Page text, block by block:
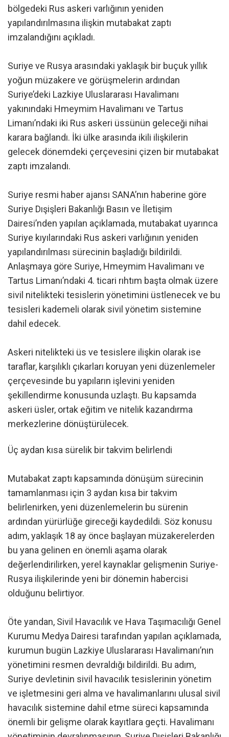
bölgedeki Rus askeri varlığının yeniden
yapılandırılmasına ilişkin mutabakat zaptı
imzalandığını açıkladı.
Suriye ve Rusya arasındaki yaklaşık bir buçuk yıllık
yoğun müzakere ve görüşmelerin ardından
Suriye’deki Lazkiye Uluslararası Havalimanı
yakınındaki Hmeymim Havalimanı ve Tartus
Limanı’ndaki iki Rus askeri üssünün geleceği nihai
karara bağlandı. İki ülke arasında ikili ilişkilerin
gelecek dönemdeki çerçevesini çizen bir mutabakat
zaptı imzalandı.
Suriye resmi haber ajansı SANA’nın haberine göre
Suriye Dışişleri Bakanlığı Basın ve İletişim
Dairesi’nden yapılan açıklamada, mutabakat uyarınca
Suriye kıyılarındaki Rus askeri varlığının yeniden
yapılandırılması sürecinin başladığı bildirildi.
Anlaşmaya göre Suriye, Hmeymim Havalimanı ve
Tartus Limanı’ndaki 4. ticari rıhtım başta olmak üzere
sivil nitelikteki tesislerin yönetimini üstlenecek ve bu
tesisleri kademeli olarak sivil yönetim sistemine
dahil edecek.
Askeri nitelikteki üs ve tesislere ilişkin olarak ise
taraflar, karşılıklı çıkarları koruyan yeni düzenlemeler
çerçevesinde bu yapıların işlevini yeniden
şekillendirme konusunda uzlaştı. Bu kapsamda
askeri üsler, ortak eğitim ve nitelik kazandırma
merkezlerine dönüştürülecek.
Üç aydan kısa sürelik bir takvim belirlendi
Mutabakat zaptı kapsamında dönüşüm sürecinin
tamamlanması için 3 aydan kısa bir takvim
belirlenirken, yeni düzenlemelerin bu sürenin
ardından yürürlüğe gireceği kaydedildi. Söz konusu
adım, yaklaşık 18 ay önce başlayan müzakerelerden
bu yana gelinen en önemli aşama olarak
değerlendirilirken, yerel kaynaklar gelişmenin Suriye-
Rusya ilişkilerinde yeni bir dönemin habercisi
olduğunu belirtiyor.
Öte yandan, Sivil Havacılık ve Hava Taşımacılığı Genel
Kurumu Medya Dairesi tarafından yapılan açıklamada,
kurumun bugün Lazkiye Uluslararası Havalimanı’nın
yönetimini resmen devraldığı bildirildi. Bu adım,
Suriye devletinin sivil havacılık tesislerinin yönetim
ve işletmesini geri alma ve havalimanlarını ulusal sivil
havacılık sistemine dahil etme süreci kapsamında
önemli bir gelişme olarak kayıtlara geçti. Havalimanı